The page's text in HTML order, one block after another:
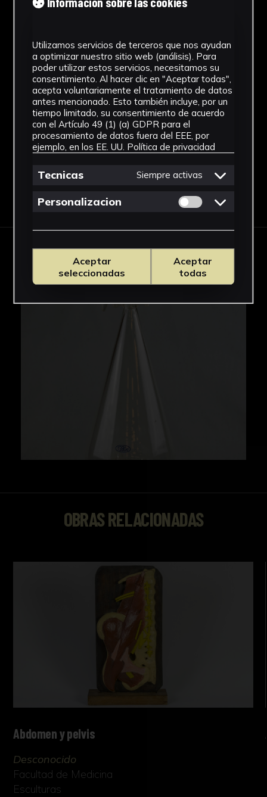
Técnica
Ensamblaje
Materiales
Vidrio
Ver más
Descargar Ficha
IMÁGENES
OBRAS RELACIONADAS
Abdomen y pelvis
Desconocido
Facultad de Medicina
Esculturas
Utilizamos servicios de terceros que nos ayudan
a optimizar nuestro sitio web (análisis). Para
poder utilizar estos servicios, necesitamos su
consentimiento. Al hacer clic en "Aceptar todas",
acepta voluntariamente el tratamiento de datos
antes mencionado. Esto también incluye, por un
tiempo limitado, su consentimiento de acuerdo
con el Artículo 49 (1) (a) GDPR para el
procesamiento de datos fuera del EEE, por
ejemplo, en los EE. UU. Política de privacidad
Tecnicas Siempre activas
Personalizacion Permitir cookies
Aceptar
seleccionadas
Aceptar
todas